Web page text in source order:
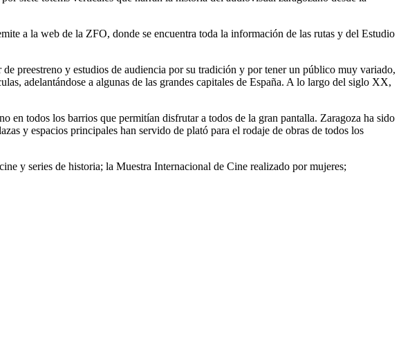
a la web de la ZFO, donde se encuentra toda la información de las rutas y del Estudio
preestreno y estudios de audiencia por su tradición y por tener un público muy variado,
adelantándose a algunas de las grandes capitales de España. A lo largo del siglo XX,
en todos los barrios que permitían disfrutar a todos de la gran pantalla. Zaragoza ha sido
y espacios principales han servido de plató para el rodaje de obras de todos los
y series de historia; la Muestra Internacional de Cine realizado por mujeres;